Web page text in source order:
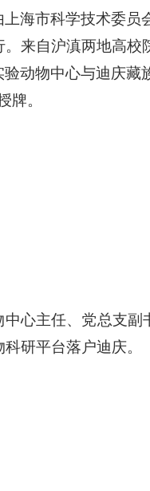
上海市科学技术委员
。来自沪滇两地高校
验动物中心与迪庆藏
牌。
中心主任、党总支
研平台落户迪庆。